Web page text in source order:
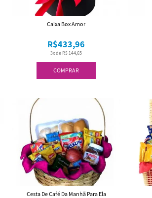
COMPRAR
3x de R$ 144,65
R$433,96
Caixa Box Amor
Cesta De Café Da Manhã Para Ela